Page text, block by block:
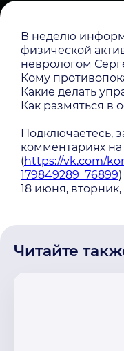
В неделю
физической
неврологом
Кому
Какие делать
Как размяться в
Подключаетесь,
комментариях
(https://vk.com/
179849289_76899)
18 июня, вторник,
Читайте